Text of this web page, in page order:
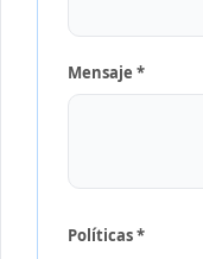
Mensaje *
Políticas *